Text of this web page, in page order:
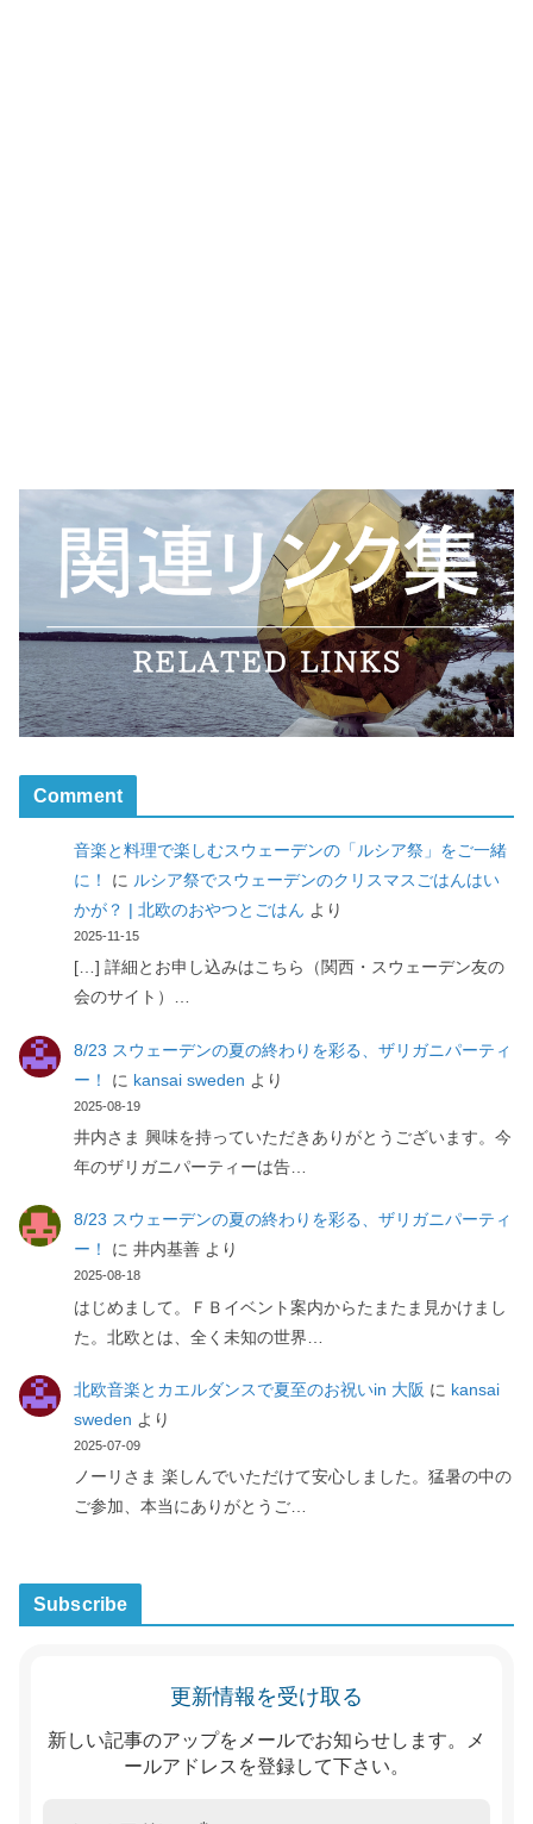
Comment
音楽と料理で楽しむスウェーデンの「ルシア祭」をご一緒
に！
に ルシア祭でスウェーデンのクリスマスごはんはい
かが？ | 北欧のおやつとごはん より
2025-11-15
[…] 詳細とお申し込みはこちら（関西・スウェーデン友の
会のサイト）…
8/23 スウェーデンの夏の終わりを彩る、ザリガニパーティ
ー！
に kansai sweden より
2025-08-19
井内さま 興味を持っていただきありがとうございます。今
年のザリガニパーティーは告…
8/23 スウェーデンの夏の終わりを彩る、ザリガニパーティ
ー！
に 井内基善より
2025-08-18
はじめまして。ＦＢイベント案内からたまたま見かけまし
た。北欧とは、全く未知の世界…
北欧音楽とカエルダンスで夏至のお祝いin 大阪 に kansai
sweden より
2025-07-09
ノーリさま 楽しんでいただけて安心しました。猛暑の中の
ご参加、本当にありがとうご…
Subscribe
更新情報を受け取る
新しい記事のアップをメールでお知らせします。メ
ールアドレスを登録して下さい。